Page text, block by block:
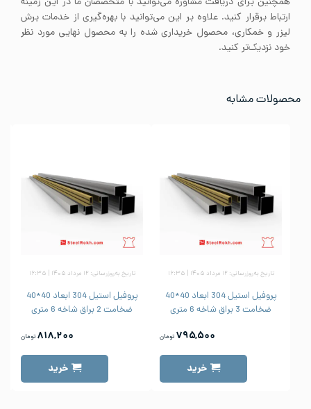
ارتباط برقرار کنید. علاوه بر این می‌توانید با بهره‌گیری از خدمات برش
لیزر و خمکاری، محصول خریداری شده را به محصول نهایی مورد نظر
خود نزدیک‌تر کنید.
محصولات مشابه
تاریخ به‌روزرسانی: ۱۲ مرداد ۱۴۰۵ | ۱۶:۳۵
پروفیل استیل 304 ابعاد 40*40
ضخامت 3 براق شاخه 6 متری
۷۹۵,۵۰۰ تومان
خرید
تاریخ به‌روزرسانی: ۱۲ مرداد ۱۴۰۵ | ۱۶:۳۵
پروفیل استیل 304 ابعاد 40*40
ضخامت 2 براق شاخه 6 متری
۸۱۸,۲۰۰ تومان
خرید